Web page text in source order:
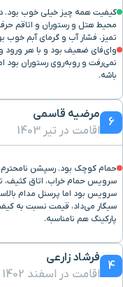
عباس آباد
سفارت روسیه
خیابان خرمشهر
رستوران آنتروکوت
بوستان آب و آتش
خیابان ولیعصر
کیفیت همه چیز خیلی خوب بود.
محیط هتل و رستوران و اتاقم
تمیز، فشار آب و گرمای آبم خوب
نمی‌رفت و روبه‌روی رستوران
باشه.
6
مرضیه قاسمی
اقامت در تیر 1403
حمام کوچک بود. رسپشن
سرویس حمام خراب، اتاق کثیف،
سرویس بود اما پرسنل مدام
سیگار می‌داد، قیمت نسبت به
پارکینگ هم نامناسبه.
4
فرشاد زارعی
اقامت در اسفند 1402